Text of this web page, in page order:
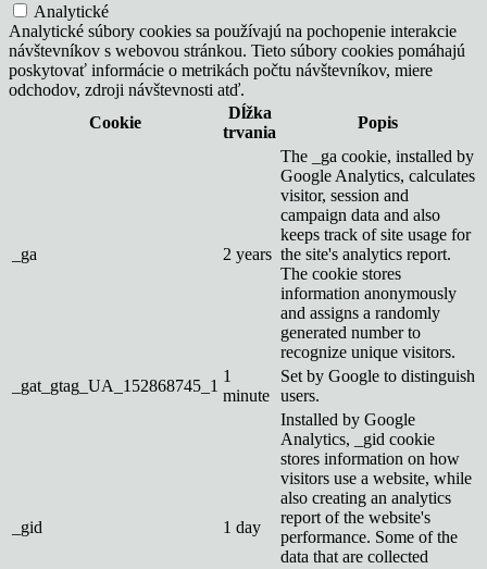
Analytické
Analytické súbory cookies sa používajú na pochopenie interakcie
návštevníkov s webovou stránkou. Tieto súbory cookies pomáhajú
poskytovať informácie o metrikách počtu návštevníkov, miere
odchodov, zdroji návštevnosti atď.
Cookie
Dĺžka
trvania
Popis
_ga 2 years
The _ga cookie, installed by
Google Analytics, calculates
visitor, session and
campaign data and also
keeps track of site usage for
the site's analytics report.
The cookie stores
information anonymously
and assigns a randomly
generated number to
recognize unique visitors.
_gat_gtag_UA_152868745_1
1
minute
Set by Google to distinguish
users.
_gid 1 day
Installed by Google
Analytics, _gid cookie
stores information on how
visitors use a website, while
also creating an analytics
report of the website's
performance. Some of the
data that are collected